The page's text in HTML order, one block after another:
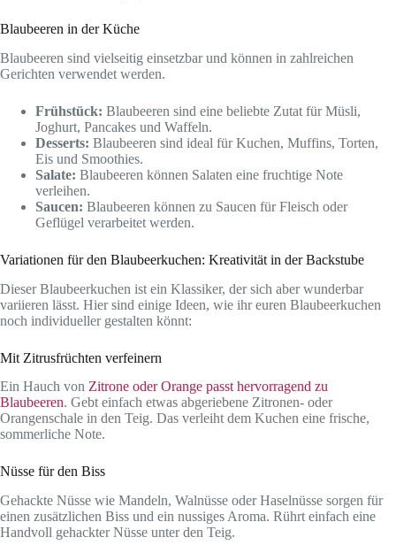
Blaubeeren in der Küche
Blaubeeren sind vielseitig einsetzbar und können in zahlreichen
Gerichten verwendet werden.
Frühstück: Blaubeeren sind eine beliebte Zutat für Müsli,
Joghurt, Pancakes und Waffeln.
Desserts: Blaubeeren sind ideal für Kuchen, Muffins, Torten,
Eis und Smoothies.
Salate: Blaubeeren können Salaten eine fruchtige Note
verleihen.
Saucen: Blaubeeren können zu Saucen für Fleisch oder
Geflügel verarbeitet werden.
Variationen für den Blaubeerkuchen: Kreativität in der Backstube
Dieser Blaubeerkuchen ist ein Klassiker, der sich aber wunderbar
variieren lässt. Hier sind einige Ideen, wie ihr euren Blaubeerkuchen
noch individueller gestalten könnt:
Mit Zitrusfrüchten verfeinern
Ein Hauch von Zitrone oder Orange passt hervorragend zu
Blaubeeren. Gebt einfach etwas abgeriebene Zitronen- oder
Orangenschale in den Teig. Das verleiht dem Kuchen eine frische,
sommerliche Note.
Nüsse für den Biss
Gehackte Nüsse wie Mandeln, Walnüsse oder Haselnüsse sorgen für
einen zusätzlichen Biss und ein nussiges Aroma. Rührt einfach eine
Handvoll gehackter Nüsse unter den Teig.